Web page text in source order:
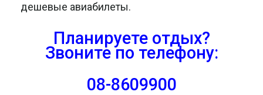
дешевые авиабилеты.
Планируете отдых?
Звонитепо телефону:
08-8609900